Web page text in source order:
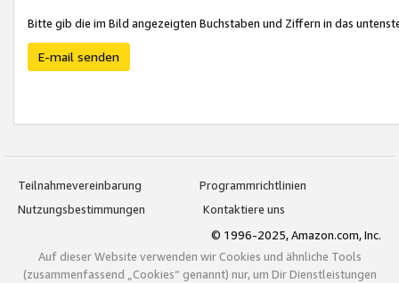
Bitte gib die im Bild angezeigten Buchstaben und Ziffern in das
E-mail senden
Teilnahmevereinbarung
Programmrichtlinien
Nutzungsbestimmungen
Kontaktiere uns
© 1996-2025, Amazon.com, Inc.
Auf dieser Website verwenden wir Cookies und ähnliche Tools
(zusammenfassend „Cookies“ genannt) nur, um Dir Dienstleistungen